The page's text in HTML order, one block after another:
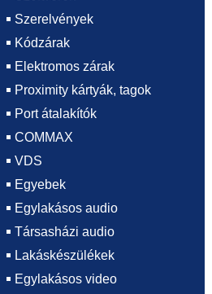
Szerelvények
Kódzárak
Elektromos zárak
Proximity kártyák, tagok
Port átalakítók
COMMAX
VDS
Egyebek
Egylakásos audio
Társasházi audio
Lakáskészülékek
Egylakásos video